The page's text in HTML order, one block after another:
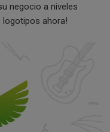
negocio a niveles
logotipos ahora!